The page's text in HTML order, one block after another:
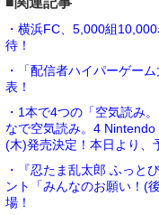
・横浜FC、5,000組
待！
・「配信者ハイパーゲー
表！
・1本で4つの「空気読み
なで空気読み。4
(木)発売決定！本日より、
・『忍たま乱太郎 ふっと
ント「みんなのお願い！(
場！